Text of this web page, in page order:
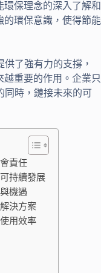
保理念的深入了解和
環保意識，使得節能
了強有力的支撐，
重要的作用。企業只
同時，鏈接未來的可
責任
持續發展
機遇
決方案
用效率